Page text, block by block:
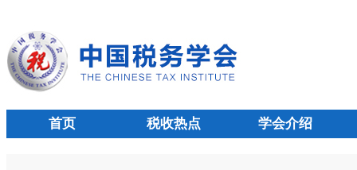
首页 税收热点 学会介绍